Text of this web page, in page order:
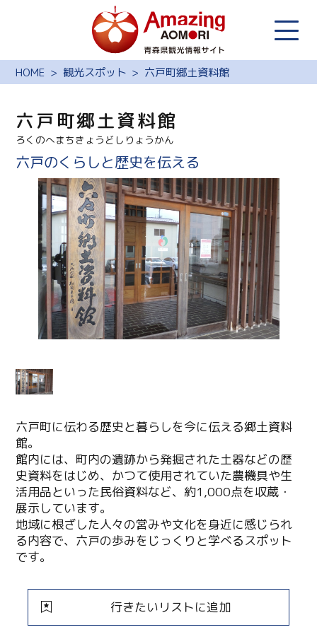
HOME 観光スポット 六戸町郷土資料館
六戸町郷土資料館
ろくのへまちきょうどしりょうかん
六戸のくらしと歴史を伝える
六戸町に伝わる歴史と暮らしを今に伝える郷土資料
館。
館内には、町内の遺跡から発掘された土器などの歴
史資料をはじめ、かつて使用されていた農機具や生
活用品といった民俗資料など、約1,000点を収蔵・
展示しています。
地域に根ざした人々の営みや文化を身近に感じられ
る内容で、六戸の歩みをじっくりと学べるスポット
です。
行きたいリストに追加